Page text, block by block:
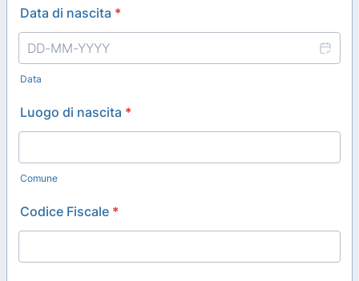
Data di nascita *
Data
Luogo di nascita *
Comune
Codice Fiscale *